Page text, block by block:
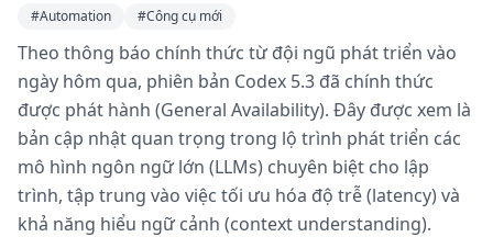
Hướng Dẫn
Blog
Đăng Nhập
#Automation #Công cụ mới
Theo thông báo chính thức từ đội ngũ phát triển vào
ngày hôm qua, phiên bản Codex 5.3 đã chính thức
được phát hành (General Availability). Đây được xem là
bản cập nhật quan trọng trong lộ trình phát triển các
mô hình ngôn ngữ lớn (LLMs) chuyên biệt cho lập
trình, tập trung vào việc tối ưu hóa độ trễ (latency) và
khả năng hiểu ngữ cảnh (context understanding).